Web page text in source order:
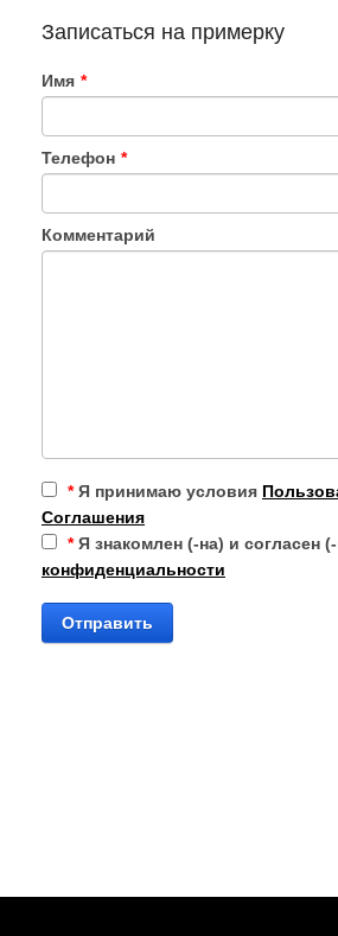
Записаться на примерку
Имя *
Телефон *
Комментарий
*Я принимаю условия
Соглашения
*Я знакомлен (-на) и согласен
конфиденциальности
Отправить